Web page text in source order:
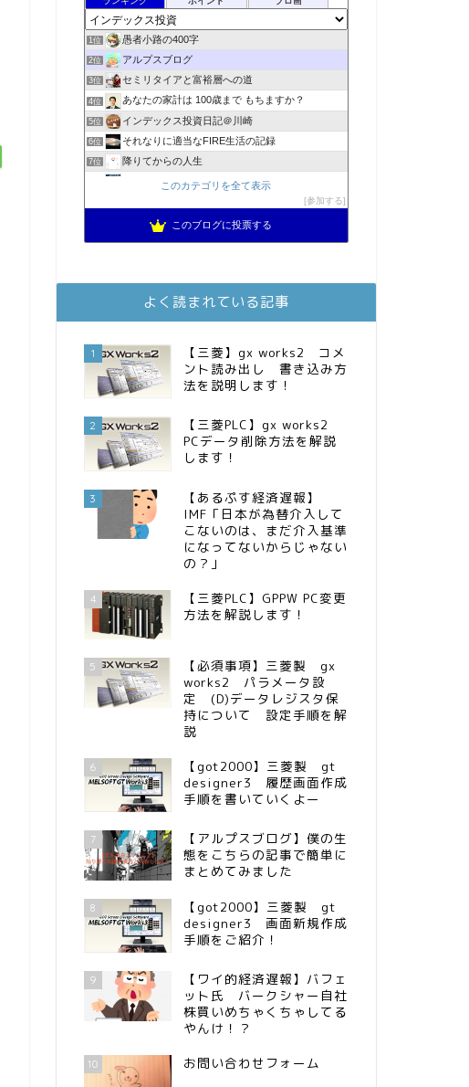
1位 愚者小路の400字
2位 アルプスブログ
3位 セミリタイアと富裕層への道
4位 あなたの家計は 100歳まで もちますか？
5位 インデックス投資日記＠川崎
6位 それなりに適当なFIRE生活の記録
7位 降りてからの人生
2023年(46歳)FIRE！！！＠20XX年FIRE！！！
スパコンSEが効率的投資で一家セミリタイアするブログ
11位 MBAのインデックス投資日記
13位 お金に困らない生活（インデックス投資ブログ）
FPが実践するお金の知恵を磨く勉強会
15位 インデックス投資でも富裕層
このカテゴリを全て表示
参加する
このブログに投票する
よく読まれている記事
1
【三菱】gx works2 コメ
ント読み出し 書き込み方
法を説明します！
2
【三菱PLC】gx works2
PCデータ削除方法を解説
します！
3
【あるぷす経済遅報】
IMF「日本が為替介入して
こないのは、まだ介入基準
になってないからじゃない
の？」
4
【三菱PLC】GPPW PC変更
方法を解説します！
5
【必須事項】三菱製 gx
works2 パラメータ設
定 (D)データレジスタ保
持について 設定手順を解
説
6
【got2000】三菱製 gt
designer3 履歴画面作成
手順を書いていくよー
7
【アルプスブログ】僕の生
態をこちらの記事で簡単に
まとめてみました
8
【got2000】三菱製 gt
designer3 画面新規作成
手順をご紹介！
9
【ワイ的経済遅報】バフェ
ット氏 バークシャー自社
株買いめちゃくちゃしてる
やんけ！？
10 お問い合わせフォーム